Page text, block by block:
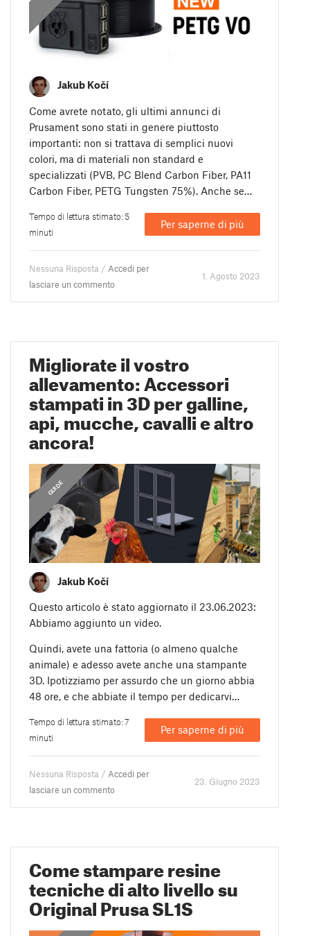
Jakub Kočí
Come avrete notato, gli ultimi annunci di
Prusament sono stati in genere piuttosto
importanti: non si trattava di semplici nuovi
colori, ma di materiali non standard e
specializzati (PVB, PC Blend Carbon Fiber, PA11
Carbon Fiber, PETG Tungsten 75%). Anche se…
Tempo di lettura stimato: 5
minuti
Per saperne di più
Nessuna Risposta / Accedi per
lasciare un commento
1. Agosto 2023
Migliorate il vostro
allevamento: Accessori
stampati in 3D per galline,
api, mucche, cavalli e altro
ancora!
GUIDE
Jakub Kočí
Questo articolo è stato aggiornato il 23.06.2023:
Abbiamo aggiunto un video.
Quindi, avete una fattoria (o almeno qualche
animale) e adesso avete anche una stampante
3D. Ipotizziamo per assurdo che un giorno abbia
48 ore, e che abbiate il tempo per dedicarvi…
Tempo di lettura stimato: 7
minuti
Per saperne di più
Nessuna Risposta / Accedi per
lasciare un commento
23. Giugno 2023
Come stampare resine
tecniche di alto livello su
Original Prusa SL1S